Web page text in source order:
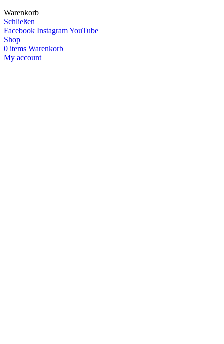
Warenkorb
Schließen
Facebook InstagramYouTube
Shop
0 items Warenkorb
My account